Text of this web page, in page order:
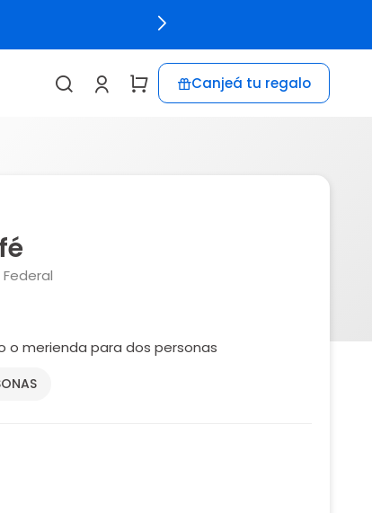
Canjeá tu regalo
o merienda para dos personas